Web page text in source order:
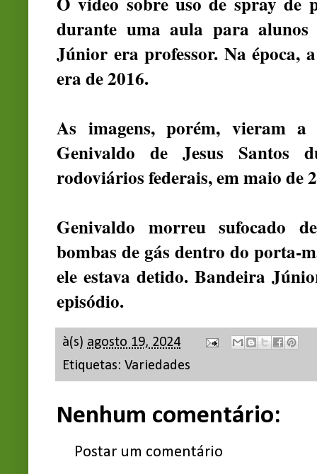
durante uma aula para
Júnior era professor. Na época,
era de 2016.
As imagens, porém, vieram
Genivaldo de Jesus Santos
rodoviários federais, em maio de
Genivaldo morreu sufocado
bombas de gás dentro do porta-
ele estava detido. Bandeira
episódio.
à(s) agosto 19, 2024
Etiquetas: Variedades
Nenhum comentário:
Postar um comentário